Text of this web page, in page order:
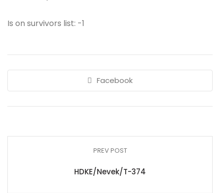
Is on survivors list: -1
Facebook
PREV POST
HDKE/Nevek/T-374